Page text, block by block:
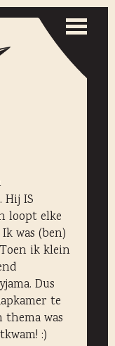
Toggle
Hij IS
loopt elke
was (ben)
ik klein
Dus
te
was
:)